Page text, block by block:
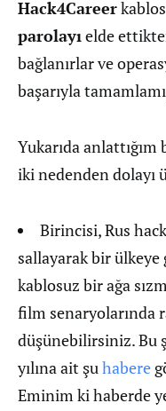
Hack4Career
parolayıelde
bağlanırlar ve
başarıyla
Yukarıda
iki nedenden dolayı
Birincisi, Rus
sallayarak bir ülkeye
kablosuz bir ağa
film senaryolarında
düşünebilirsiniz. Bu
yılına ait şuhabere
Eminim ki haberde